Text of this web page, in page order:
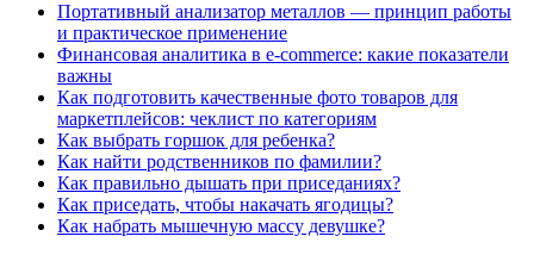
Портативный анализатор металлов — принцип работы
и практическое применение
Финансовая аналитика в e-commerce: какие показатели
важны
Как подготовить качественные фото товаров для
маркетплейсов: чеклист по категориям
Как выбрать горшок для ребенка?
Как найти родственников по фамилии?
Как правильно дышать при приседаниях?
Как приседать, чтобы накачать ягодицы?
Как набрать мышечную массу девушке?